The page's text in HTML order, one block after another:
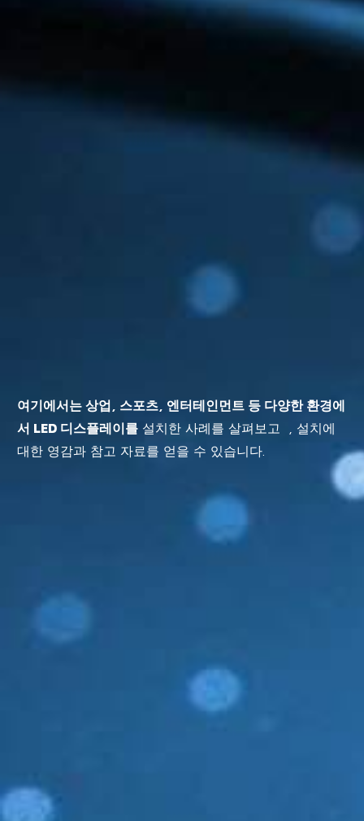
여기에서는 상업, 스포츠, 엔터테인먼트 등 다양한 환경에
서 LED 디스플레이를설치한 사례를 살펴보고 , 설치에
대한 영감과 참고 자료를 얻을 수 있습니다.